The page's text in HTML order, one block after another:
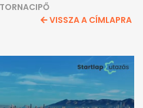
TORNACIPŐ
VISSZA A CÍMLAPRA